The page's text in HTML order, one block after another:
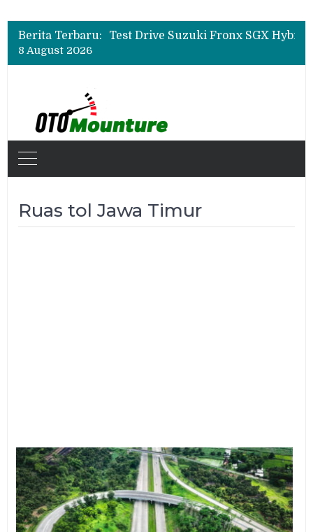
Berita Terbaru:
Beli Mobil Jangan Cuma Lihat Cicilan, TAF dan OJK Tekankan Pentingnya Literasi Keuangan
Beli Mobil Jangan Cuma Lihat Cicilan, TAF dan OJK Tekankan Pentingnya Literasi Keuangan
8 August 2026
Ruas tol Jawa Timur